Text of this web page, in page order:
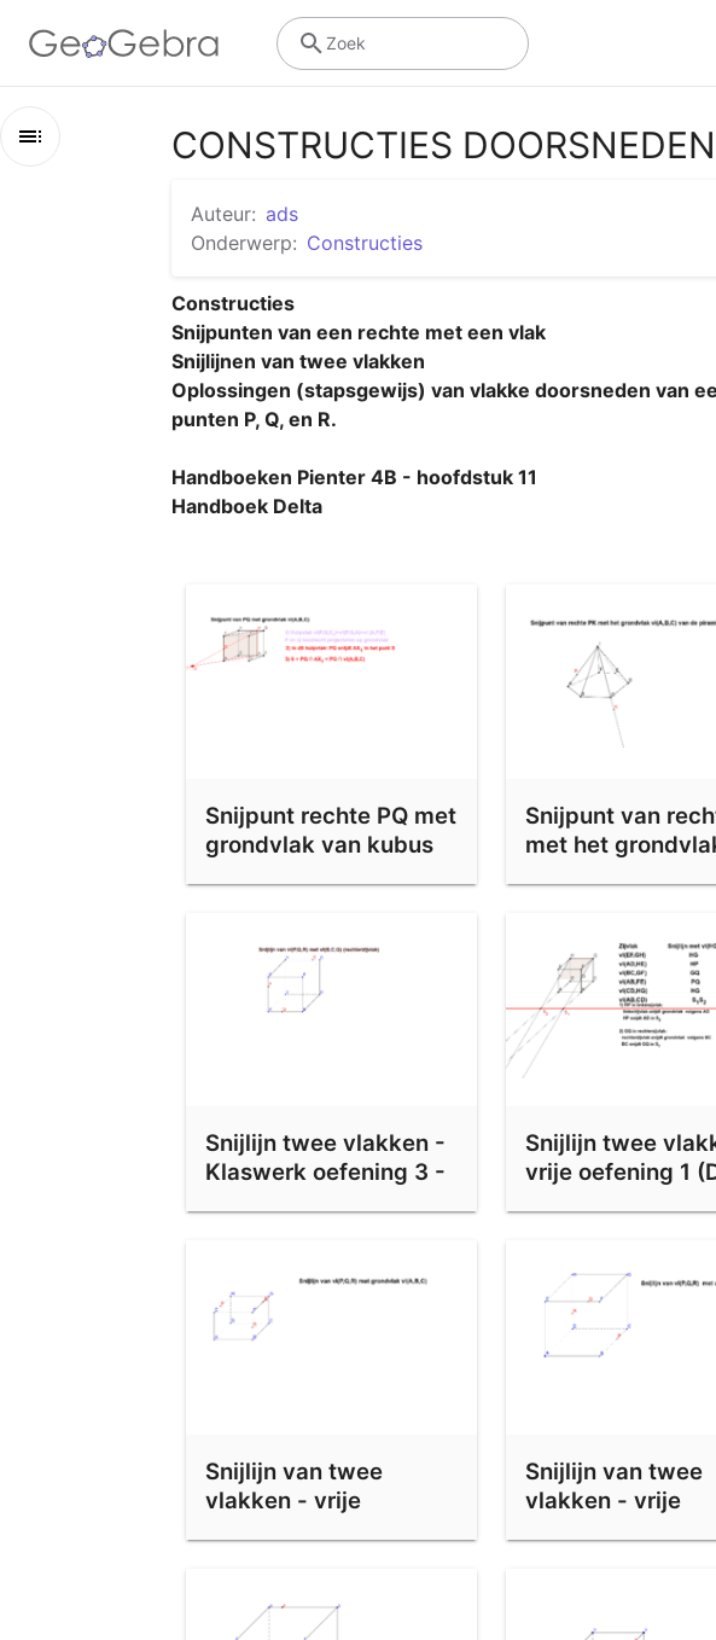
Zoek
CONSTRUCTIES DOORSNEDEN, SNIJPUNTEN/SNIJLIJNEN
Snijpunt van rechte PK met het grondvlak van piramide
Snijlijn twee vlakken - kubus 4 - klaswerk oefening 2
Snijlijn van twee vlakken - Prisma 4 - Klaswerk oefening 1
Snijlijn twee vlakken - Klaswerk oefening 3 - kubus 3
Snijlijn van twee vlakken - vrije oefening 3
Snijlijn van twee vlakken - vrije oefening 4
Doorsnede Kubus 3
Doorsnede Kubus 4
Doorsnede Prisma 1
CONSTRUCTIES
Auteur: ads
Onderwerp: Constructies
Constructies
Snijpunten van een rechte met een vlak
Snijlijnen van twee vlakken
Oplossingen (stapsgewijs) van vlakke doorsneden van
punten P, Q, en R.
Handboeken Pienter 4B - hoofdstuk 11
Handboek Delta
Snijpunt rechte PQ met
grondvlak van kubus
Snijpunt van
met het
Snijlijn twee vlakken -
Klaswerk oefening 3 -
Snijlijn twee
vrije oefening 1
Snijlijn van twee
vlakken - vrije
Snijlijn van twee
vlakken - vrije